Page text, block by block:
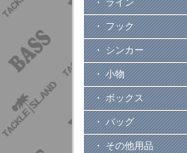
・ ライン
・ フック
・ シンカー
・ 小物
・ ボックス
・ バッグ
・ その他用品